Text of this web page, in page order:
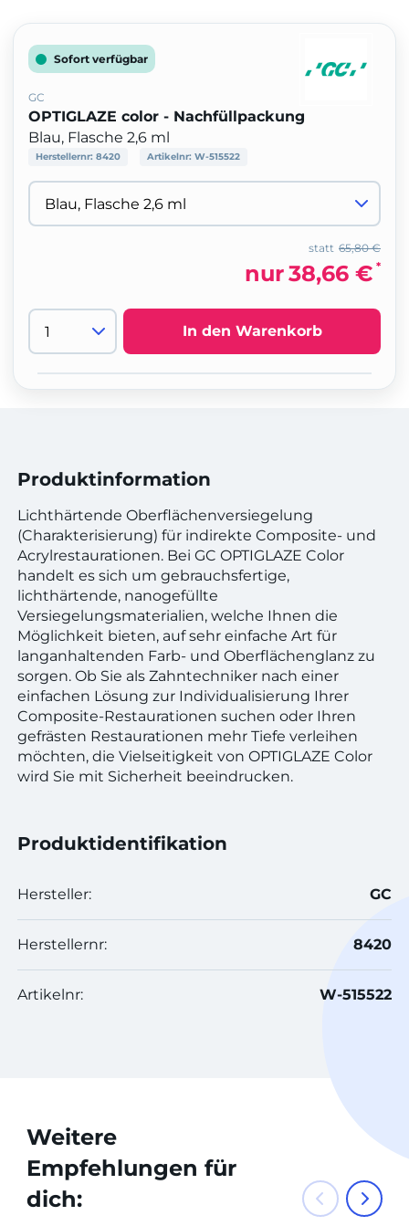
Sofort verfügbar
GC
OPTIGLAZE color - Nachfüllpackung
Blau, Flasche 2,6 ml
Herstellernr: 8420 Artikelnr: W-515522
65,80 €
statt
nur38,66 € *
In den Warenkorb
Produktinformation
Lichthärtende Oberflächenversiegelung
(Charakterisierung) für indirekte Composite- und
Acrylrestaurationen. Bei GC OPTIGLAZE Color
handelt es sich um gebrauchsfertige,
lichthärtende, nanogefüllte
Versiegelungsmaterialien, welche Ihnen die
Möglichkeit bieten, auf sehr einfache Art für
langanhaltenden Farb- und Oberflächenglanz zu
sorgen. Ob Sie als Zahntechniker nach einer
einfachen Lösung zur Individualisierung Ihrer
Composite-Restaurationen suchen oder Ihren
gefrästen Restaurationen mehr Tiefe verleihen
möchten, die Vielseitigkeit von OPTIGLAZE Color
wird Sie mit Sicherheit beeindrucken.
Produktidentifikation
Hersteller: GC
Herstellernr: 8420
Artikelnr: W-515522
Weitere
Empfehlungen für
dich: